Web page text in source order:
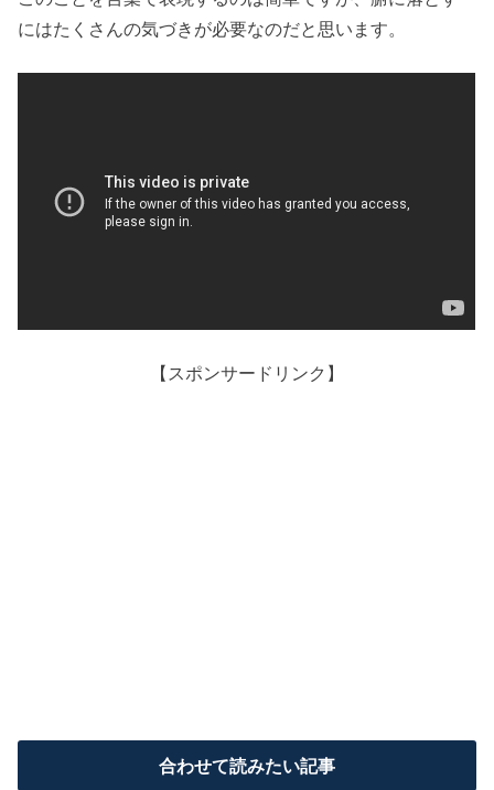
にはたくさんの気づきが必要なのだと思います。
【スポンサードリンク】
合わせて読みたい記事